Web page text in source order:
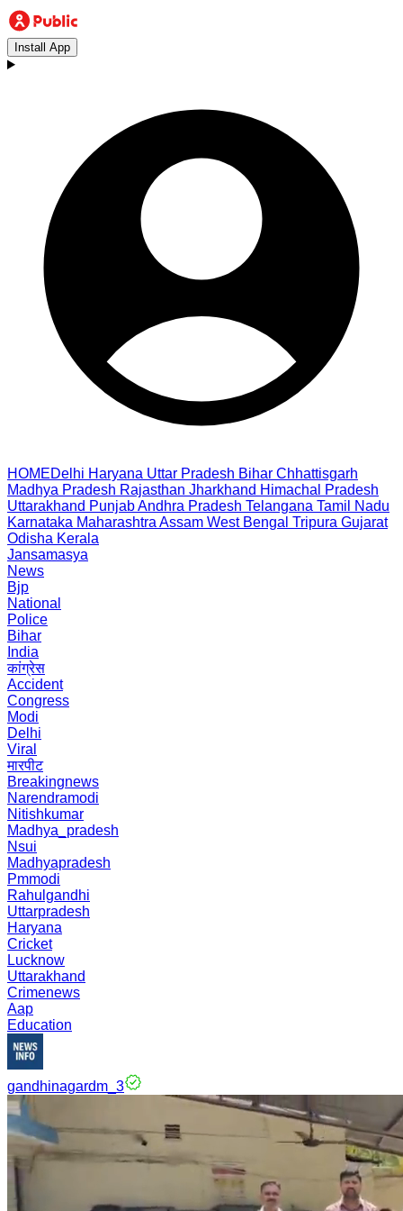
Install App
HOMEDelhi Haryana Uttar Pradesh Bihar Chhattisgarh
Madhya Pradesh Rajasthan Jharkhand Himachal Pradesh
Uttarakhand PunjabAndhra Pradesh Telangana Tamil Nadu
Karnataka Maharashtra Assam West Bengal Tripura Gujarat
Odisha Kerala
Jansamasya
News
Bjp
National
Police
Bihar
India
कांग्रेस
Accident
Congress
Modi
Delhi
Viral
मारपीट
Breakingnews
Narendramodi
Nitishkumar
Madhya_pradesh
Nsui
Madhyapradesh
Pmmodi
Rahulgandhi
Uttarpradesh
Haryana
Cricket
Lucknow
Uttarakhand
Crimenews
Aap
Education
gandhinagardm_3